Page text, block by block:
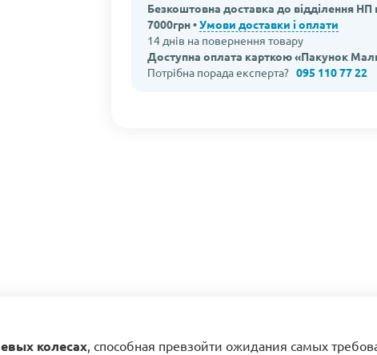
Безкоштовна доставка до відділення НП
7000грн •Умови доставки і оплати
14 днів на повернення товару
Доступна оплата карткою «Пакунок
Потрібна порада експерта?095 110 77 22
колесах, способная превзойти ожидания самых